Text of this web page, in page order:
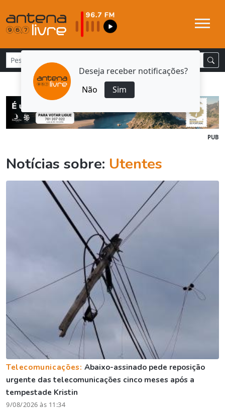
Deseja receber notificações?
Não
Sim
PUB
Notícias sobre: Utentes
Telecomunicações: Abaixo-assinado pede reposição
urgente das telecomunicações cinco meses após a
tempestade Kristin
9/08/2026 às 11:34